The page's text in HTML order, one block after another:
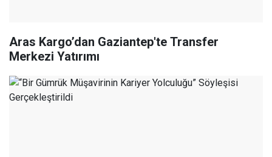
Aras Kargo’dan Gaziantep'te Transfer
Merkezi Yatırımı